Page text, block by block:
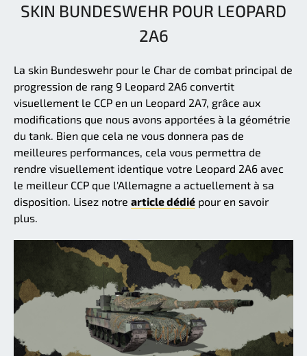
SKIN BUNDESWEHR POUR LEOPARD
2A6
La skin Bundeswehr pour le Char de combat principal de
progression de rang 9 Leopard 2A6 convertit
visuellement le CCP en un Leopard 2A7, grâce aux
modifications que nous avons apportées à la géométrie
du tank. Bien que cela ne vous donnera pas de
meilleures performances, cela vous permettra de
rendre visuellement identique votre Leopard 2A6 avec
le meilleur CCP que l'Allemagne a actuellement à sa
disposition. Lisez notre article dédié pour en savoir
plus.